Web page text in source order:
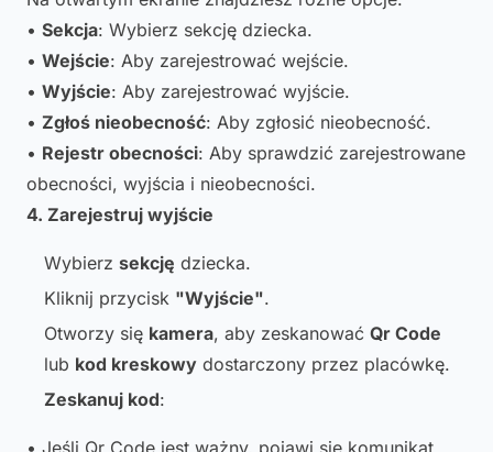
• Sekcja: Wybierz sekcję dziecka.
• Wejście: Aby zarejestrować wejście.
• Wyjście: Aby zarejestrować wyjście.
• Zgłoś nieobecność: Aby zgłosić nieobecność.
• Rejestr obecności: Aby sprawdzić zarejestrowane
obecności, wyjścia i nieobecności.
4. Zarejestruj wyjście
Wybierz sekcję dziecka.
Kliknij przycisk "Wyjście".
Otworzy się kamera, aby zeskanować Qr Code
lub kod kreskowy dostarczony przez placówkę.
Zeskanuj kod:
• Jeśli Qr Code jest ważny, pojawi się komunikat